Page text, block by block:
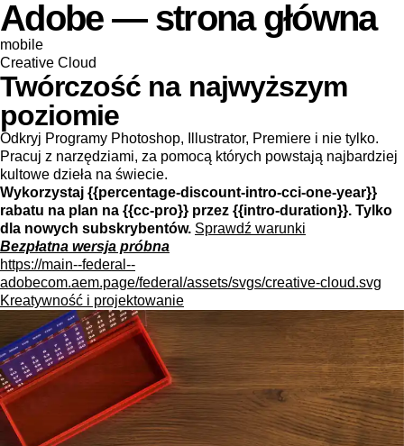
Adobe — strona główna
mobile
Creative Cloud
Twórczość na najwyższym
poziomie
Odkryj Programy Photoshop, Illustrator, Premiere i nie tylko.
Pracuj z narzędziami, za pomocą których powstają najbardziej
kultowe dzieła na świecie.
Wykorzystaj {{percentage-discount-intro-cci-one-year}}
rabatu na plan na {{cc-pro}} przez {{intro-duration}}. Tylko
dla nowych subskrybentów. Sprawdź warunki
Bezpłatna wersja próbna
https://main--federal--
adobecom.aem.page/federal/assets/svgs/creative-cloud.svg
Kreatywność i projektowanie